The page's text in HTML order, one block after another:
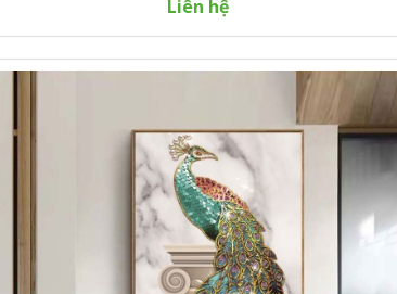
Liên hệ